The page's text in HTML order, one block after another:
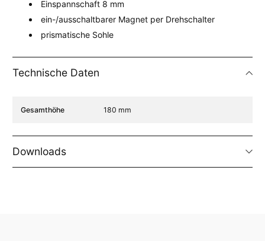
Einspannschaft 8 mm
ein-/ausschaltbarer Magnet per Drehschalter
prismatische Sohle
Technische Daten
Spezifikation Name Spezifikation Wert
Gesamthöhe 180 mm
Downloads